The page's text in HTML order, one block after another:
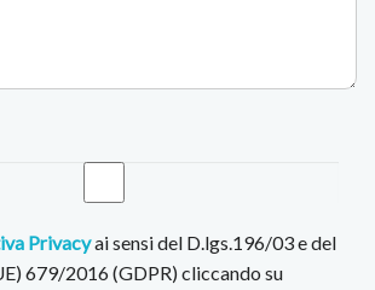
Privacyai sensi del D.lgs.196/03 e del
679/2016 (GDPR) cliccando su